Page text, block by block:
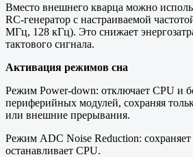
Вместо внешнего кварца можно
RC-генератор с настраиваемой
МГц, 128 кГц). Это снижает
тактового сигнала.
Активация режимов сна
Режим Power-down: отключает CPU и
периферийных модулей, сохраняя
или внешние прерывания.
Режим ADC Noise Reduction:
останавливает CPU.